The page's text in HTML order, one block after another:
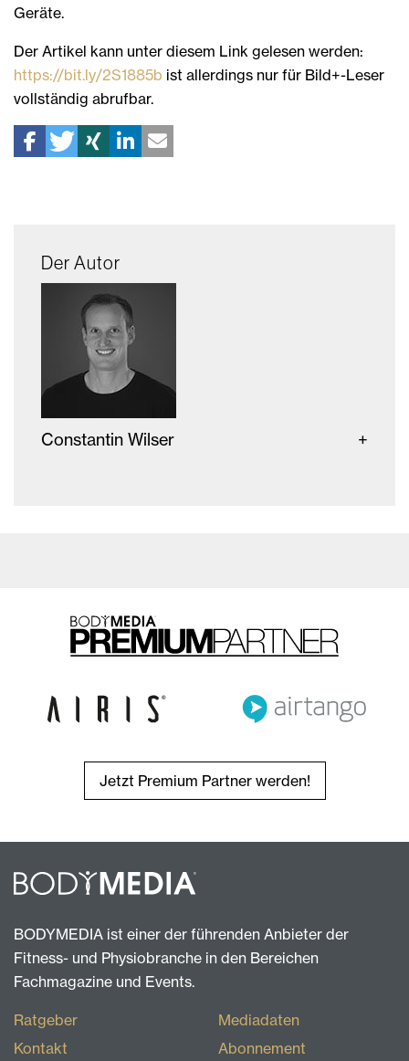
Geräte.
Der Artikel kann unter diesem Link gelesen werden:
https://bit.ly/2S1885b ist allerdings nur für Bild+-Leser
vollständig abrufbar.
Der Autor
Constantin Wilser
Jetzt Premium Partner werden!
BODYMEDIA ist einer der führenden Anbieter der
Fitness- und Physiobranche in den Bereichen
Fachmagazine und Events.
Ratgeber
Kontakt
Mediadaten
Abonnement